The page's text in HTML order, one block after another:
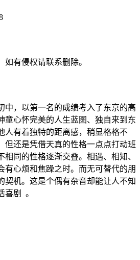
有侵权请联系删除。
中，以第一名的成绩考入了东京的高
童心怀完美的人生蓝图、独自来到东
人有着独特的距离感，稍显格格不
但还是凭借天真的性格一点点打动班
相同的性格逐渐交叠。相遇、相知、
有心烦和焦躁之时。而无可替代的朋
契机。这是个偶有杂音却能让人不知
喜剧 。